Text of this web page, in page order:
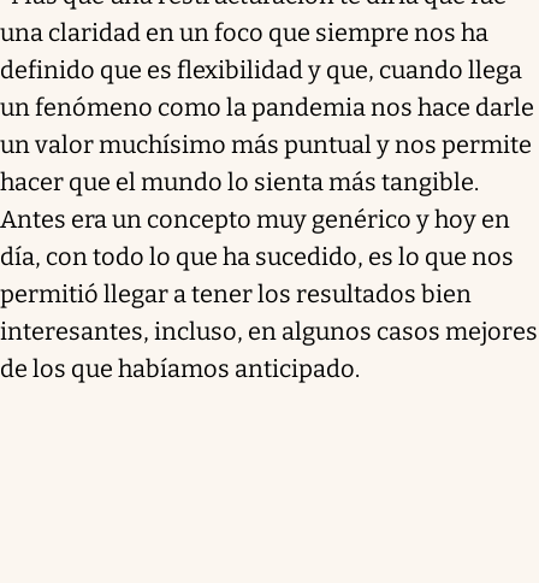
una claridad en un foco que siempre nos ha
definido que es flexibilidad y que, cuando llega
un fenómeno como la pandemia nos hace darle
un valor muchísimo más puntual y nos permite
hacer que el mundo lo sienta más tangible.
Antes era un concepto muy genérico y hoy en
día, con todo lo que ha sucedido, es lo que nos
permitió llegar a tener los resultados bien
interesantes, incluso, en algunos casos mejores
de los que habíamos anticipado.